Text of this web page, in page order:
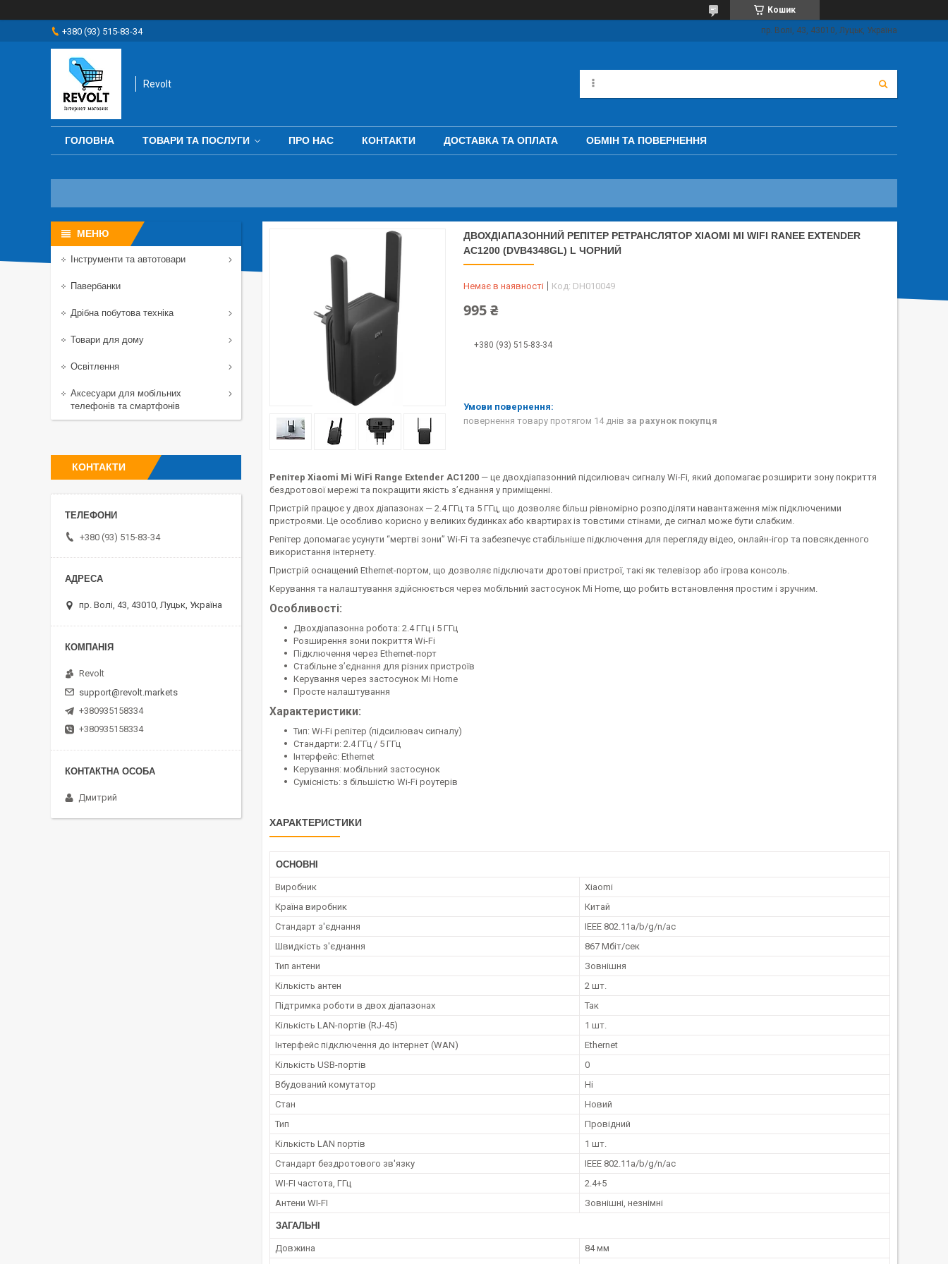
Кошик
+380 (93) 515-83-34 пр. Волі, 43, 43010, Луцьк, Україна
Revolt
ГОЛОВНА ТОВАРИ ТА ПОСЛУГИ ПРО НАС КОНТАКТИ ДОСТАВКА ТА ОПЛАТА ОБМІН ТА ПОВЕРНЕННЯ
ДВОХДІАПАЗОННИЙ РЕПІТЕР РЕТРАНСЛЯТОР XIAOMI MI WIFI RANEE EXTENDER
AC1200 (DVB4348GL) L ЧОРНИЙ
Немає в наявності Код: DH010049
995 ₴
+380 (93) 515-83-34
повернення товару протягом 14 днів за рахунок покупця
Репітер Xiaomi Mi WiFi Range Extender AC1200 — це двохдіапазонний підсилювач сигналу Wi-Fi, який допомагає розширити зону покриття
бездротової мережі та покращити якість з’єднання у приміщенні.
Пристрій працює у двох діапазонах — 2.4 ГГц та 5 ГГц, що дозволяє більш рівномірно розподіляти навантаження між підключеними
пристроями. Це особливо корисно у великих будинках або квартирах із товстими стінами, де сигнал може бути слабким.
Репітер допомагає усунути “мертві зони” Wi-Fi та забезпечує стабільніше підключення для перегляду відео, онлайн-ігор та повсякденного
використання інтернету.
Пристрій оснащений Ethernet-портом, що дозволяє підключати дротові пристрої, такі як телевізор або ігрова консоль.
Керування та налаштування здійснюється через мобільний застосунок Mi Home, що робить встановлення простим і зручним.
Особливості:
Двохдіапазонна робота: 2.4 ГГц і 5 ГГц
Розширення зони покриття Wi-Fi
Підключення через Ethernet-порт
Стабільне з’єднання для різних пристроїв
Керування через застосунок Mi Home
Просте налаштування
Характеристики:
Тип: Wi-Fi репітер (підсилювач сигналу)
Стандарти: 2.4 ГГц / 5 ГГц
Інтерфейс: Ethernet
Керування: мобільний застосунок
Сумісність: з більшістю Wi-Fi роутерів
ХАРАКТЕРИСТИКИ
ОСНОВНІ
Виробник
Xiaomi
Країна виробник
Китай
Стандарт з'єднання
IEEE 802.11а/b/g/n/ас
Швидкість з'єднання
867 Мбіт/сек
Тип антени
Зовнішня
Кількість антен
2 шт.
Підтримка роботи в двох діапазонах
Так
Кількість LAN-портів (RJ-45)
1 шт.
Інтерфейс підключення до інтернет (WAN)
Ethernet
Кількість USB-портів
0
Вбудований комутатор
Ні
Стан
Новий
Тип
Провідний
Кількість LAN портів
1 шт.
Стандарт бездротового зв'язку
IEEE 802.11а/b/g/n/ас
WI-FI частота, ГГц
2.4+5
Антени WI-FI
Зовнішні, незнімні
ЗАГАЛЬНІ
Довжина
84 мм
Інструменти та автотовари
Павербанки
Дрібна побутова техніка
Товари для дому
Освітлення
Аксесуари для мобільних
телефонів та смартфонів
КОНТАКТИ
+380 (93) 515-83-34
пр. Волі, 43, 43010, Луцьк, Україна
Revolt
support@revolt.markets
+380935158334
+380935158334
Дмитрий